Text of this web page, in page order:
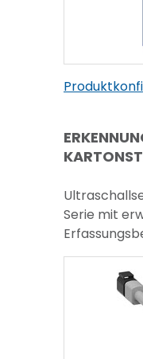
Serie mit